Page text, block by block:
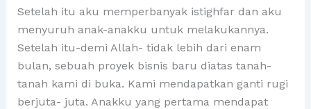
Setelah itu aku memperbanyak istighfar dan aku
menyuruh anak-anakku untuk melakukannya.
Setelah itu-demi Allah- tidak lebih dari enam
bulan, sebuah proyek bisnis baru diatas tanah-
tanah kami di buka. Kami mendapatkan ganti rugi
berjuta- juta. Anakku yang pertama mendapat